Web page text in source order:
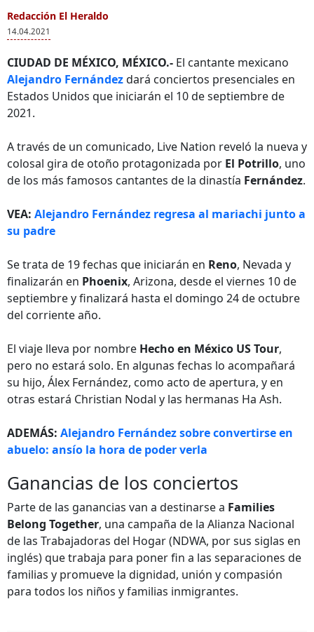
Redacción El Heraldo
14.04.2021
CIUDAD DE MÉXICO, MÉXICO.- El cantante mexicano
Alejandro Fernándezdará conciertos presenciales en
Estados Unidos que iniciarán el 10 de septiembre de
2021.
A través de un comunicado, Live Nation reveló la nueva y
colosal gira de otoño protagonizada por El Potrillo, uno
de los más famosos cantantes de la dinastía Fernández.
VEA: Alejandro Fernández regresa al mariachi junto a
su padre
Se trata de 19 fechas que iniciarán en Reno, Nevada y
finalizarán en Phoenix, Arizona, desde el viernes 10 de
septiembre y finalizará hasta el domingo 24 de octubre
del corriente año.
El viaje lleva por nombre Hecho en México US Tour,
pero no estará solo. En algunas fechas lo acompañará
su hijo, Álex Fernández, como acto de apertura, y en
otras estará Christian Nodal y las hermanas Ha Ash.
ADEMÁS: Alejandro Fernández sobre convertirse en
abuelo: ansío la hora de poder verla
Ganancias de los conciertos
Parte de las ganancias van a destinarse a Families
Belong Together, una campaña de la Alianza Nacional
de las Trabajadoras del Hogar (NDWA, por sus siglas en
inglés) que trabaja para poner fin a las separaciones de
familias y promueve la dignidad, unión y compasión
para todos los niños y familias inmigrantes.